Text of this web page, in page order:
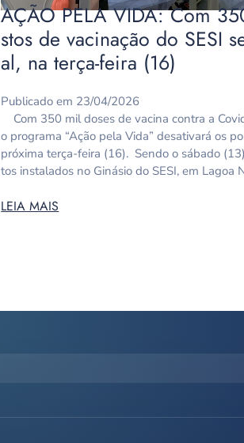
AÇÃO PELA VIDA: Com
stos de vacinação do SESI
al, na terça-feira (16)
Publicado em 23/04/2026
Com 350 mil doses de vacina contra a
o programa “Ação pela Vida” desativará os
próxima terça-feira (16). Sendo o sábado
tos instalados no Ginásio do SESI, em Lagoa
LEIA MAIS